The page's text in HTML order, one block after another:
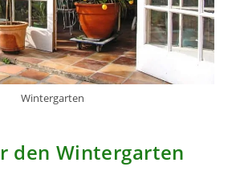
Wintergarten
den Wintergarten